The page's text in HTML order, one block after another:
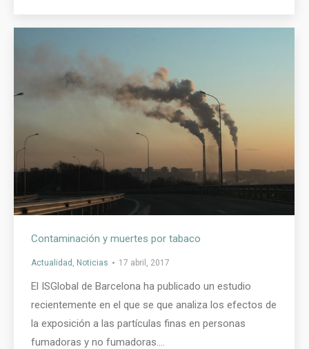
Contaminación y muertes por tabaco
Actualidad Noticias 17 abril, 2017
El ISGlobal de Barcelona ha publicado un estudio
recientemente en el que se que analiza los efectos de
la exposición a las partículas finas en personas
fumadoras y no fumadoras.…